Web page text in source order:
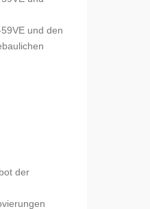
und den
der